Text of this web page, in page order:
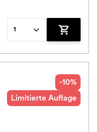
1
Zum
-10%
Limitierte Auflage